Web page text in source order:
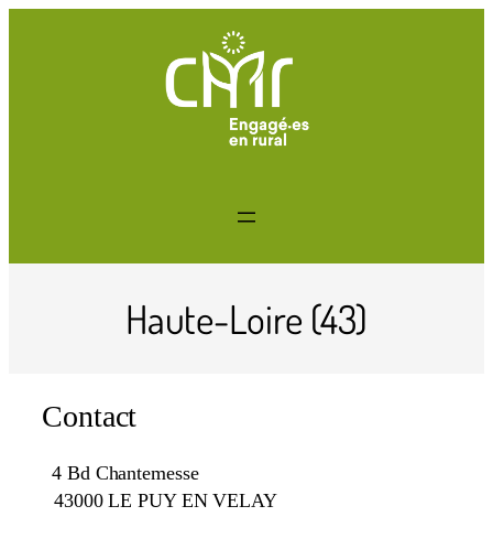
Haute-Loire (43)
Contact
4 Bd Chantemesse
43000 LE PUY EN VELAY